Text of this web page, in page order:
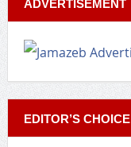
ADVERTISEMENT
EDITOR’S CHOICE